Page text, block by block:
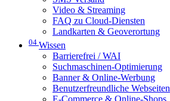
Video & Streaming
FAQ zu Cloud-Diensten
Landkarten & Geoverortung
04 Wissen
Barrierefrei / WAI
Suchmaschinen-Optimierung
Banner & Online-Werbung
Benutzerfreundliche Webseiten
E-Commerce & Online-Shops